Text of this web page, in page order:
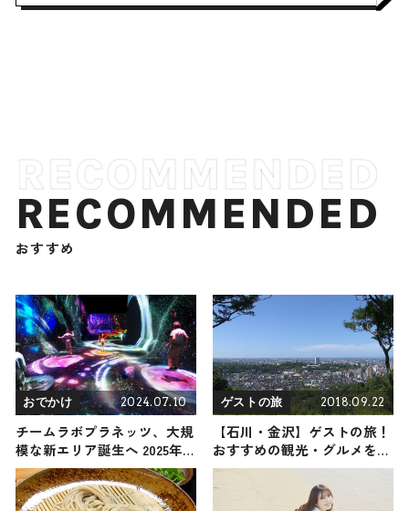
RECOMMENDED
おすすめ
おでかけ 2024.07.10
チームラボプラネッツ、大規
模な新エリア誕生へ 2025年
初頭を予定
ゲストの旅 2018.09.22
【石川・金沢】ゲストの旅！
おすすめの観光・グルメをご
紹介